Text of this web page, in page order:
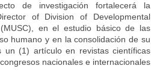
de investigación fortalecerá la
of Division of Developmental
en el estudio básico de las
humano y en la consolidación de su
un (1) artículo en revistas científicas
nacionales e internacionales